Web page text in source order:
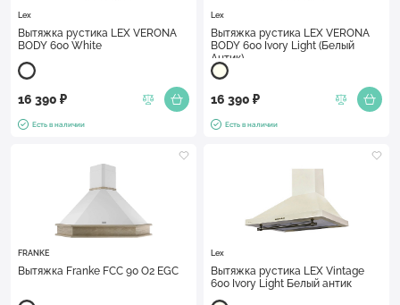
Lex
Вытяжка рустика LEX VERONA
BODY 600 White
16 390 ₽
Есть в наличии
Lex
Вытяжка рустика LEX VERONA
BODY 600 Ivory Light (Белый
Антик)
16 390 ₽
Есть в наличии
FRANKE
Вытяжка Franke FCC 90 O2 EGC
Lex
Вытяжка рустика LEX Vintage
600 Ivory Light Белый антик